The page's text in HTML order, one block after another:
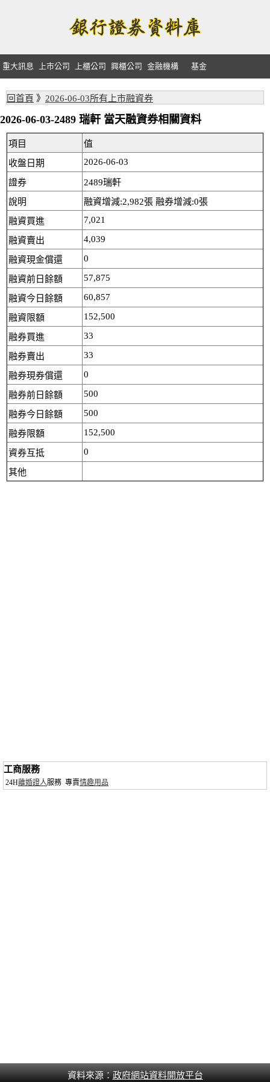
重大訊息 上市公司 上櫃公司 興櫃公司 金融機構 基金
回首頁 》 2026-06-03所有上市融資券
2026-06-03-2489 瑞軒 當天融資券相關資料
項目
值
收盤日期
2026-06-03
證券
2489瑞軒
說明
融資增減:2,982張 融券增減:0張
融資買進
7,021
融資賣出 4,039
融資現金償還 0
融資前日餘額 57,875
融資今日餘額 60,857
融資限額 152,500
融券買進 33
融券賣出 33
融券現券償還 0
融券前日餘額 500
融券今日餘額 500
融券限額 152,500
資券互抵 0
其他
工商服務
24H離婚證人服務 專賣情趣用品
資料來源： 政府網站資料開放平台